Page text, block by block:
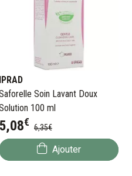
IPRAD
Soin Lavant Doux
100 ml
5,08€ 6,35€
Ajouter